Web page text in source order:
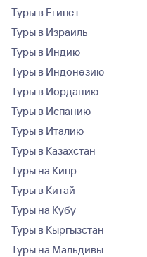
Туры в Египет
Туры в Израиль
Туры в Индию
Туры в Индонезию
Туры в Иорданию
Туры в Испанию
Туры в Италию
Туры в Казахстан
Туры на Кипр
Туры в Китай
Туры на Кубу
Туры в Кыргызстан
Туры на Мальдивы